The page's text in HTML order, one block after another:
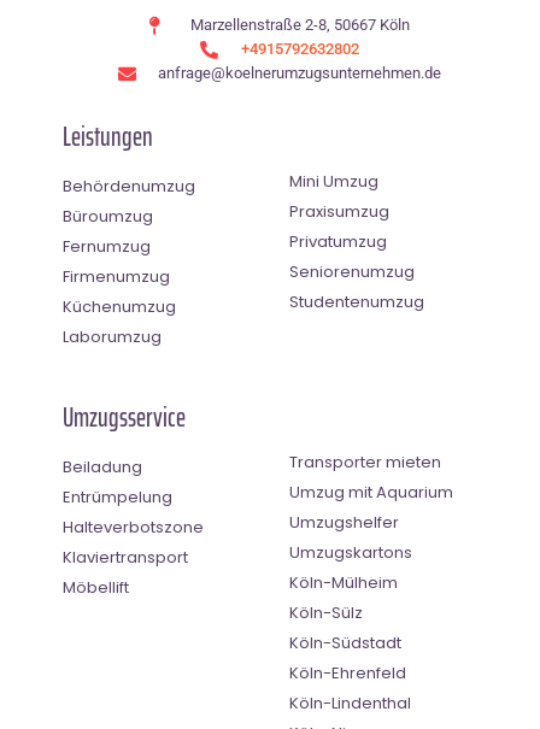
Marzellenstraße 2-8, 50667 Köln
+4915792632802
anfrage@koelnerumzugsunternehmen.de
Leistungen
Behördenumzug
Büroumzug
Fernumzug
Firmenumzug
Küchenumzug
Laborumzug
Mini Umzug
Praxisumzug
Privatumzug
Seniorenumzug
Studentenumzug
Umzugsservice
Beiladung
Entrümpelung
Halteverbotszone
Klaviertransport
Möbellift
Transporter mieten
Umzug mit Aquarium
Umzugshelfer
Umzugskartons
Köln-Mülheim
Köln-Sülz
Köln-Südstadt
Köln-Ehrenfeld
Köln-Lindenthal